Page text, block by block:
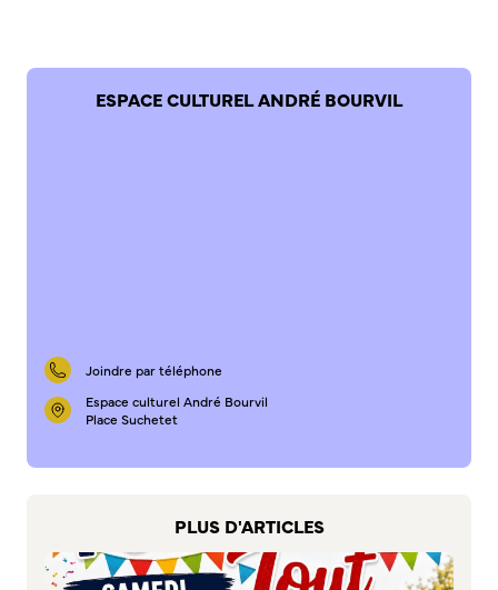
ESPACE CULTUREL ANDRÉ BOURVIL
Joindre par téléphone
Espace culturel André Bourvil
Place Suchetet
PLUS D'ARTICLES
Application
S’abonner au mail d’information
Espace Bourvil
Médiathèque Boris Vian
Studio Gainsbourg
Vie associative
Attribution de subventions